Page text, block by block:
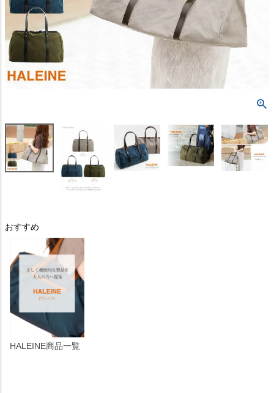
おすすめ
HALEINE商品一覧